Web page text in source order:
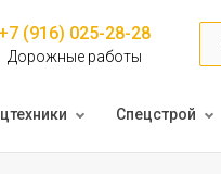
(916) 025-28-28
Дорожные работы
Спецстрой